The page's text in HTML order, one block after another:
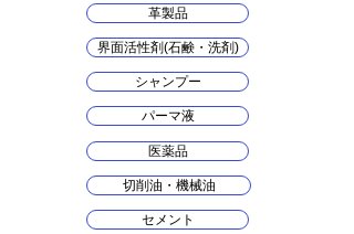
革製品
界面活性剤(石鹸・洗剤)
シャンプー
パーマ液
医薬品
切削油・機械油
セメント